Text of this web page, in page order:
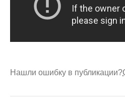
Нашли ошибку в публикации?